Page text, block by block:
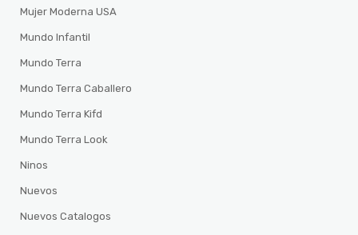
Mujer Moderna USA
Mundo Infantil
Mundo Terra
Mundo Terra Caballero
Mundo Terra Kifd
Mundo Terra Look
Ninos
Nuevos
Nuevos Catalogos